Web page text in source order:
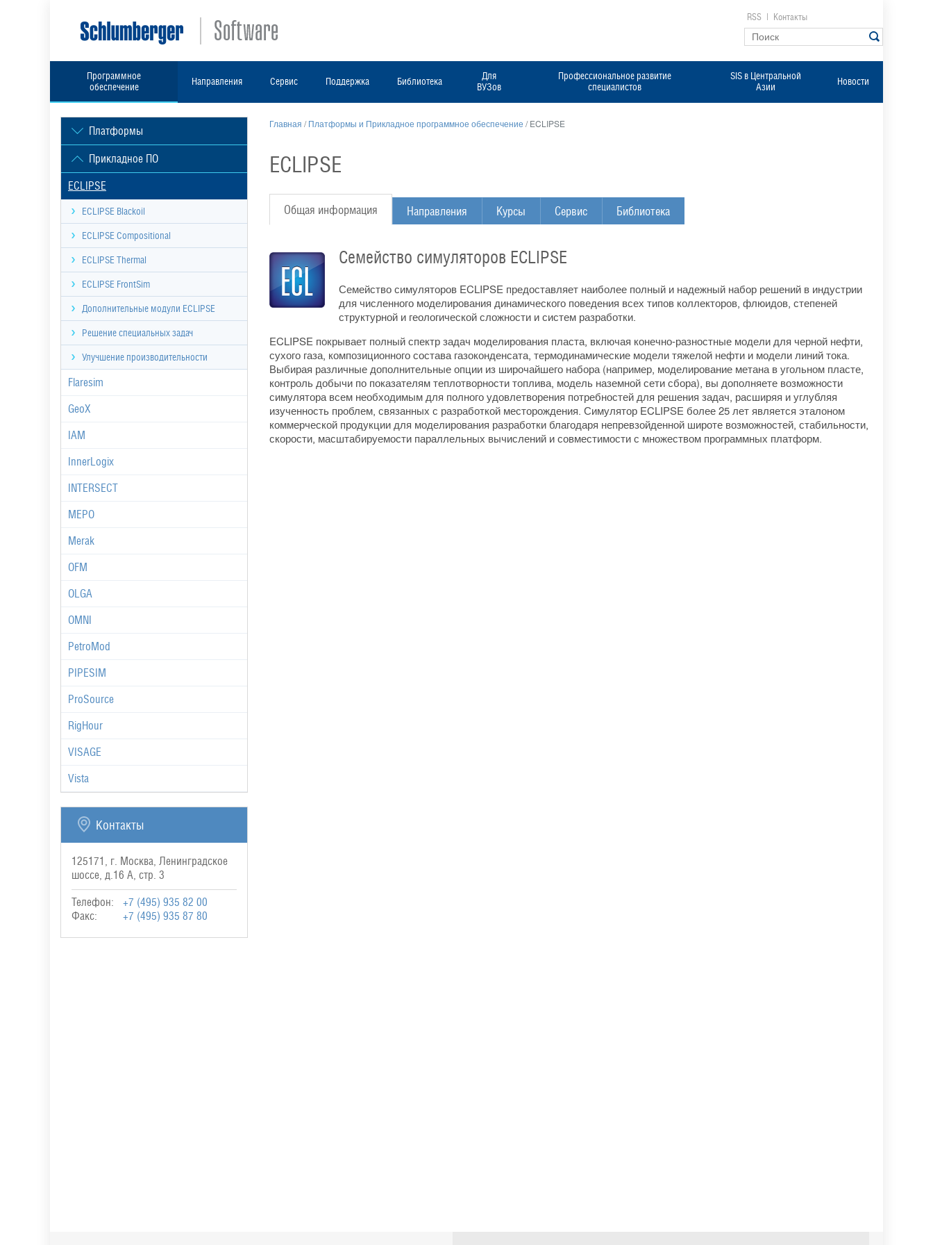
RSS Контакты
Программное
обеспечение
Направления Сервис Поддержка Библиотека
Для
ВУЗов
Профессиональное развитие
специалистов
SIS в Центральной
Азии
Новости
Платформы
Прикладное ПО
ECLIPSE
ECLIPSE Blackoil
ECLIPSE Compositional
ECLIPSE Thermal
ECLIPSE FrontSim
Дополнительные модули ECLIPSE
Решение специальных задач
Улучшение производительности
Flaresim
GeoX
IAM
InnerLogix
INTERSECT
MEPO
Merak
OFM
OLGA
OMNI
PetroMod
PIPESIM
ProSource
RigHour
VISAGE
Vista
Контакты
125171, г. Москва, Ленинградское
шоссе, д.16 А, стр. 3
Телефон:
+7 (495) 935 82 00
Факс:
+7 (495) 935 87 80
Главная /Платформы и Прикладное программное обеспечение /ECLIPSE
ECLIPSE
Общая информация Направления Курсы Сервис Библиотека
Семейство симуляторов ECLIPSE
Семейство симуляторов ECLIPSE предоставляет наиболее полный и надежный набор решений в индустрии
для численного моделирования динамического поведения всех типов коллекторов, флюидов, степеней
структурной и геологической сложности и систем разработки.
ECLIPSE покрывает полный спектр задач моделирования пласта, включая конечно-разностные модели для черной нефти,
сухого газа, композиционного состава газоконденсата, термодинамические модели тяжелой нефти и модели линий тока.
Выбирая различные дополнительные опции из широчайшего набора (например, моделирование метана в угольном пласте,
контроль добычи по показателям теплотворности топлива, модель наземной сети сбора), вы дополняете возможности
симулятора всем необходимым для полного удовлетворения потребностей для решения задач, расширяя и углубляя
изученность проблем, связанных с разработкой месторождения. Симулятор ECLIPSE более 25 лет является эталоном
коммерческой продукции для моделирования разработки благодаря непревзойденной широте возможностей, стабильности,
скорости, масштабируемости параллельных вычислений и совместимости с множеством программных платформ.